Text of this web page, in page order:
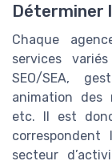
Déterminer
Chaque
services
SEO/SEA,
animation des
etc. Il est
secteur